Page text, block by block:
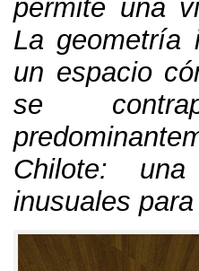
permite una
La geometría
un espacio
se
Chilote:
inusuales